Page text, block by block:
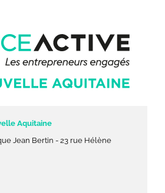
Aquitaine
Jean Bertin - 23 rue Hélène